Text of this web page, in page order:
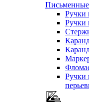
Ручки
Ручки
Ручки